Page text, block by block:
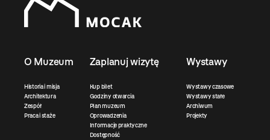
O Muzeum
Historia i misja
Architektura
Zespół
Praca i staże
Zaplanuj wizytę
Kup bilet
Godziny otwarcia
Plan muzeum
Oprowadzenia
Informacje praktyczne
Dostępność
Wystawy
Wystawy czasowe
Wystawy stałe
Archiwum
Projekty